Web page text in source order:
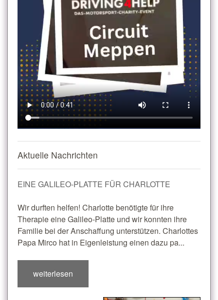
Aktuelle Nachrichten
EINE GALILEO-PLATTE FÜR CHARLOTTE
Wir durften helfen! Charlotte benötigte für ihre
Therapie eine Galileo-Platte und wir konnten ihre
Familie bei der Anschaffung unterstützen. Charlottes
Papa Mirco hat in Eigenleistung einen dazu pa...
weiterlesen